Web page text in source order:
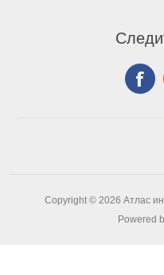
Copyright © 2026 Атлас
Powered